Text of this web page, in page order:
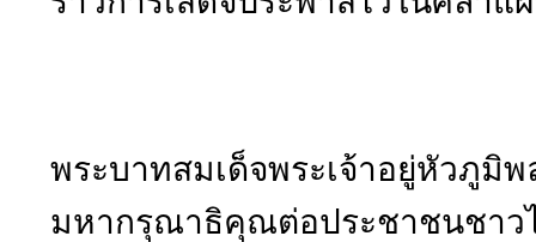
พระบาทสมเด็จพระเจ้าอยู่หัวภูมิ
มหากรุณาธิคุณต่อประชาชนชาว